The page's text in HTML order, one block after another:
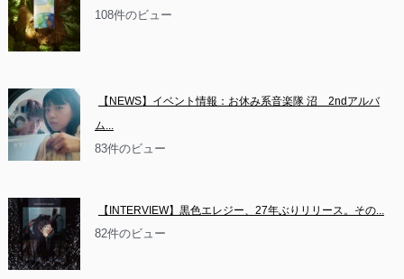
108件のビュー
【NEWS】イベント情報：お休み系音楽隊 沼　2ndアルバ
ム...
83件のビュー
【INTERVIEW】黒色エレジー、27年ぶりリリース。その...
82件のビュー